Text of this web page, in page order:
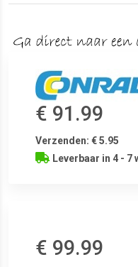
€ 91.99
Verzenden: € 5.95
Leverbaar in 4 - 7
€ 99.99